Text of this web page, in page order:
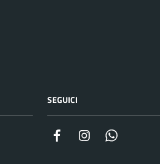
SEGUICI
Facebook Instagram